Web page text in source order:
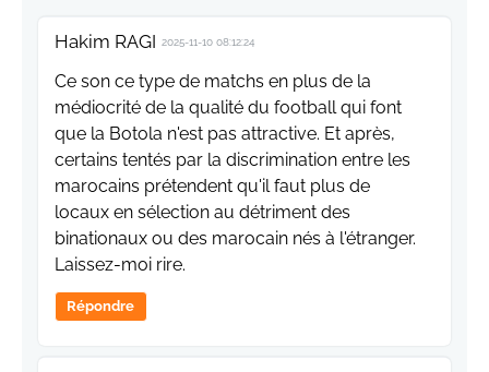
Hakim RAGI 2025-11-10 08:12:24
Ce son ce type de matchs en plus de la
médiocrité de la qualité du football qui font
que la Botola n'est pas attractive. Et après,
certains tentés par la discrimination entre les
marocains prétendent qu'il faut plus de
locaux en sélection au détriment des
binationaux ou des marocain nés à l'étranger.
Laissez-moi rire.
Répondre